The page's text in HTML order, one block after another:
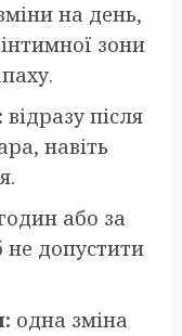
на день,
зони
відразу після
навіть
або за
не допустити
одна зміна